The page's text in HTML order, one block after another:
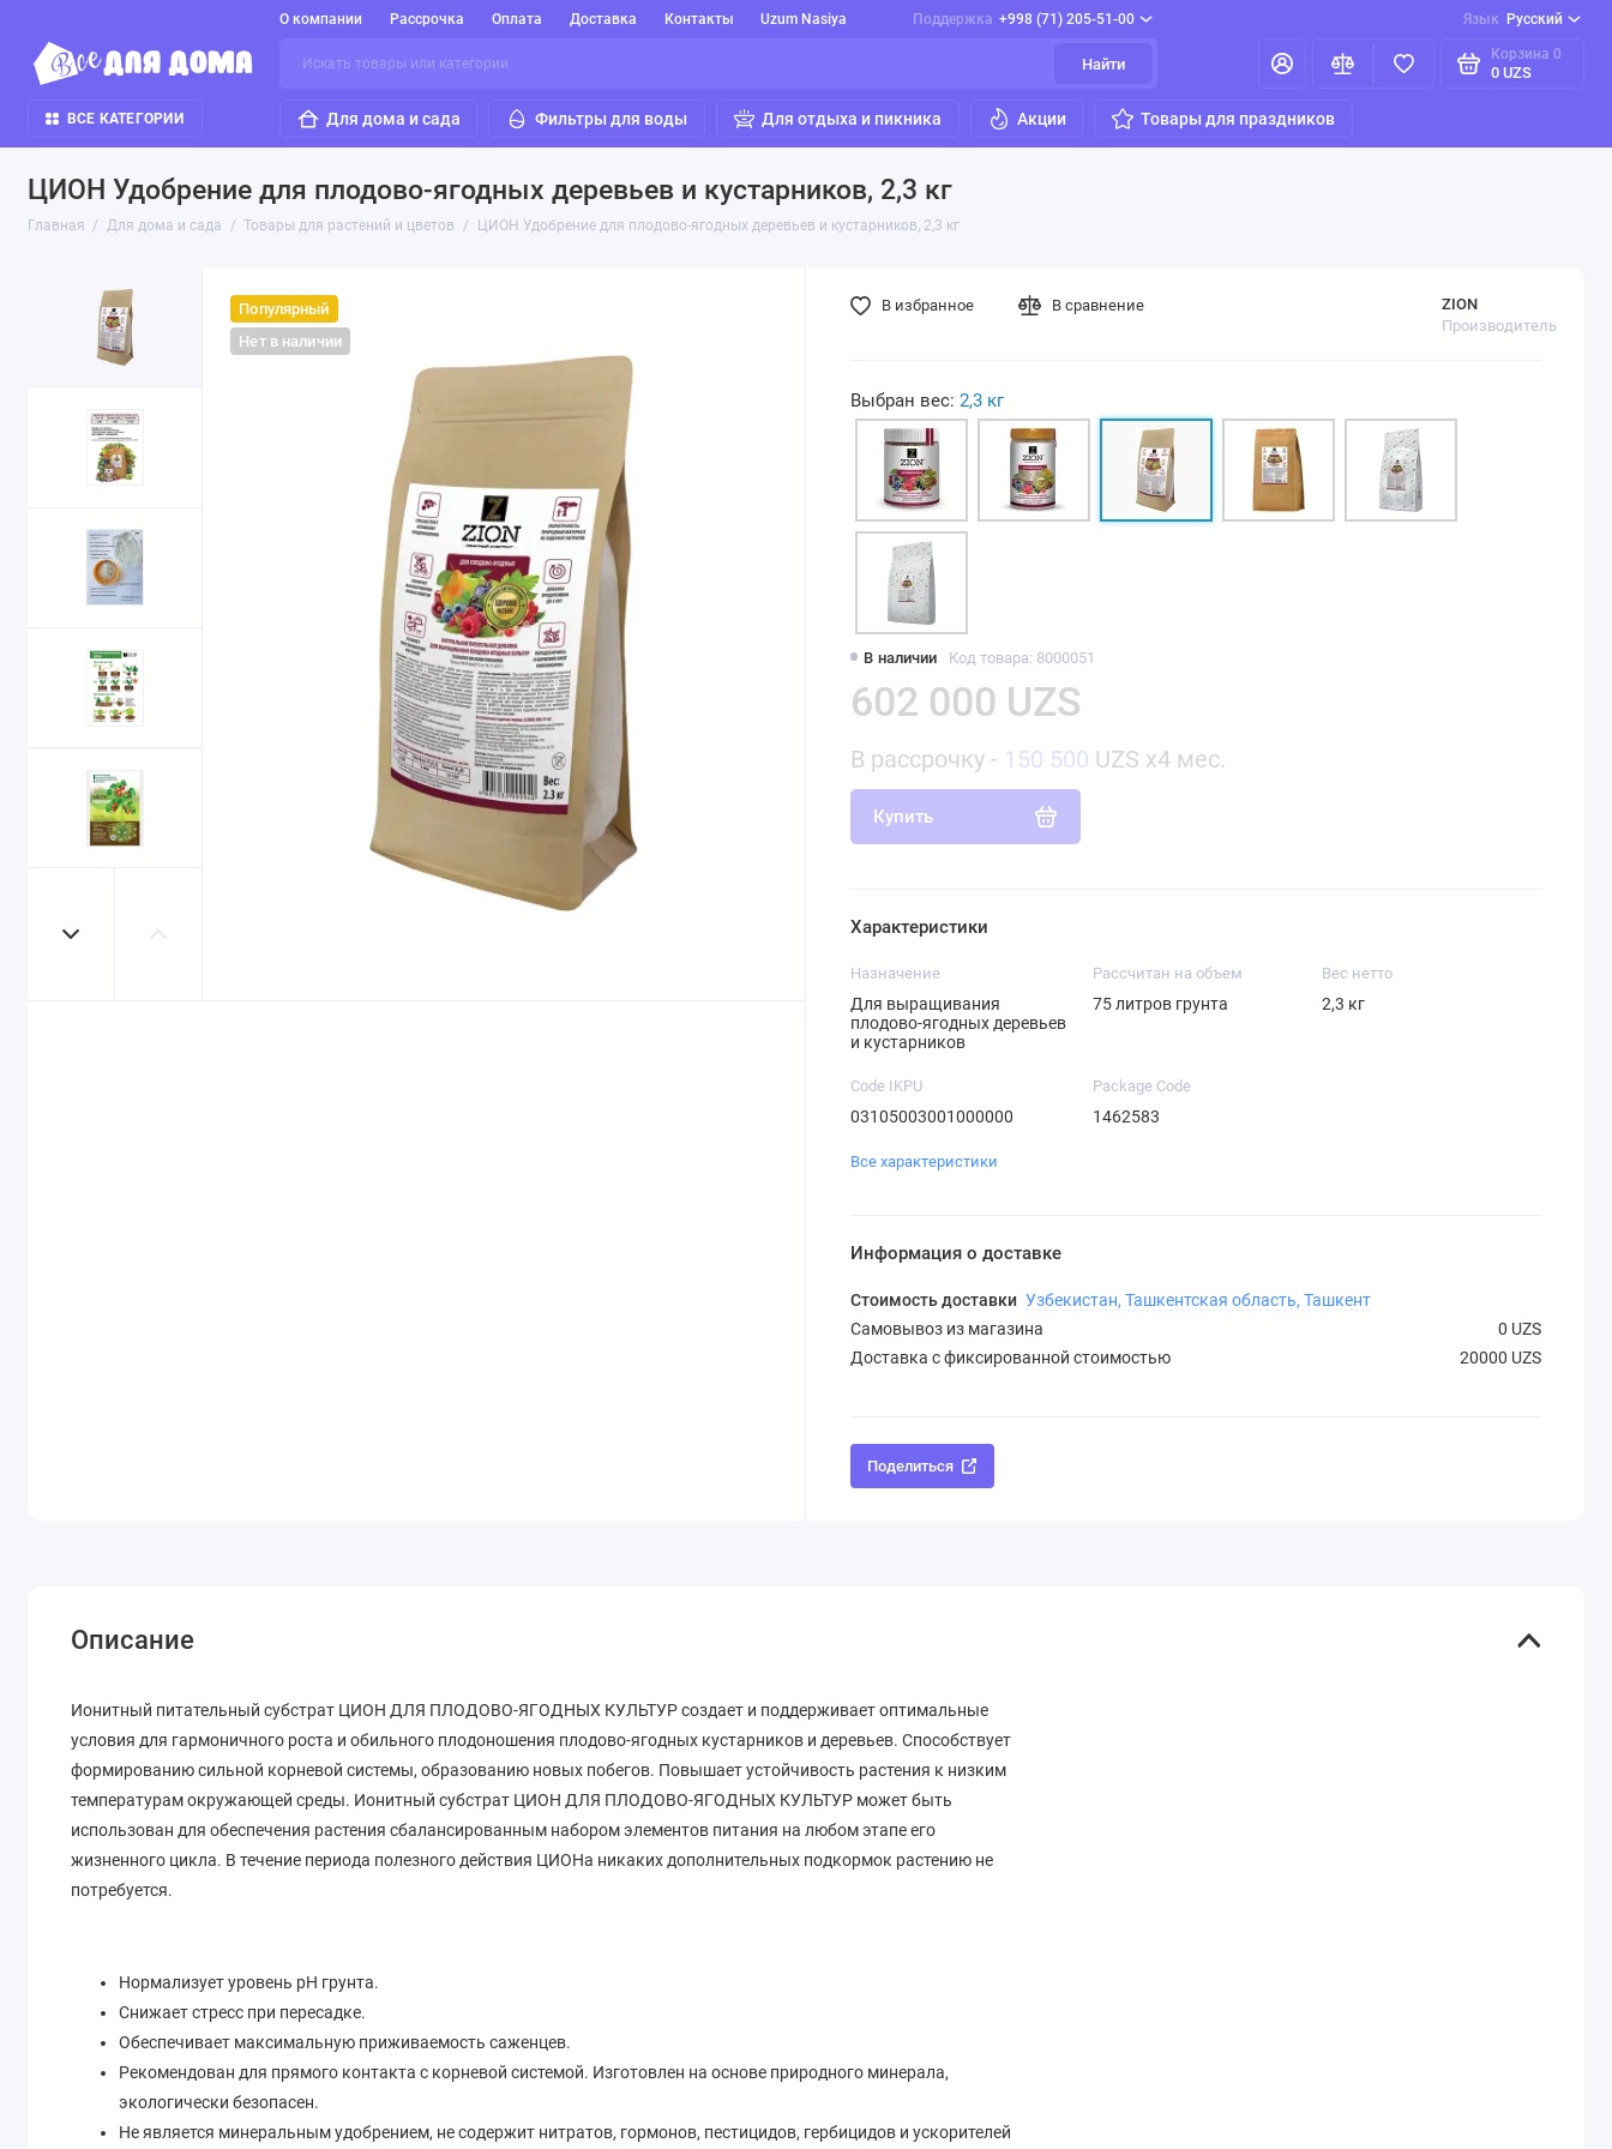
О компании Рассрочка Оплата Доставка Контакты Uzum Nasiya Поддержка +998 (71) 205-51-00 Язык Русский
Найти
Корзина 0
0 UZS
ВСЕ КАТЕГОРИИ Для дома и сада Фильтры для воды Для отдыха и пикника Акции Товары для праздников
ЦИОН Удобрение для плодово-ягодных деревьев и кустарников, 2,3 кг
Главная Для дома и сада Товары для растений и цветов ЦИОН Удобрение для плодово-ягодных деревьев и кустарников, 2,3 кг
Популярный
Нет в наличии
В наличии Код товара: 8000051
ZION
Производитель
602 000 UZS
В рассрочку - 150 500 UZS x4 мес.
Купить
В избранное В сравнение
Выбран вес: 2,3 кг
Характеристики
Назначение
Для выращивания
плодово-ягодных деревьев
и кустарников
Рассчитан на объем
75 литров грунта
Вес нетто
2,3 кг
Code IKPU
03105003001000000
Package Code
1462583
Все характеристики
Информация о доставке
Стоимость доставки Узбекистан, Ташкентская область, Ташкент
Самовывоз из магазина
0 UZS
Доставка с фиксированной стоимостью
20000 UZS
Поделиться
Описание
Ионитный питательный субстрат ЦИОН ДЛЯ ПЛОДОВО-ЯГОДНЫХ КУЛЬТУР создает и поддерживает оптимальные
условия для гармоничного роста и обильного плодоношения плодово-ягодных кустарников и деревьев. Способствует
формированию сильной корневой системы, образованию новых побегов. Повышает устойчивость растения к низким
температурам окружающей среды. Ионитный субстрат ЦИОН ДЛЯ ПЛОДОВО-ЯГОДНЫХ КУЛЬТУР может быть
использован для обеспечения растения сбалансированным набором элементов питания на любом этапе его
жизненного цикла. В течение периода полезного действия ЦИОНа никаких дополнительных подкормок растению не
потребуется.
Нормализует уровень рН грунта.
Снижает стресс при пересадке.
Обеспечивает максимальную приживаемость саженцев.
Рекомендован для прямого контакта с корневой системой. Изготовлен на основе природного минерала,
экологически безопасен.
Не является минеральным удобрением, не содержит нитратов, гормонов, пестицидов, гербицидов и ускорителей